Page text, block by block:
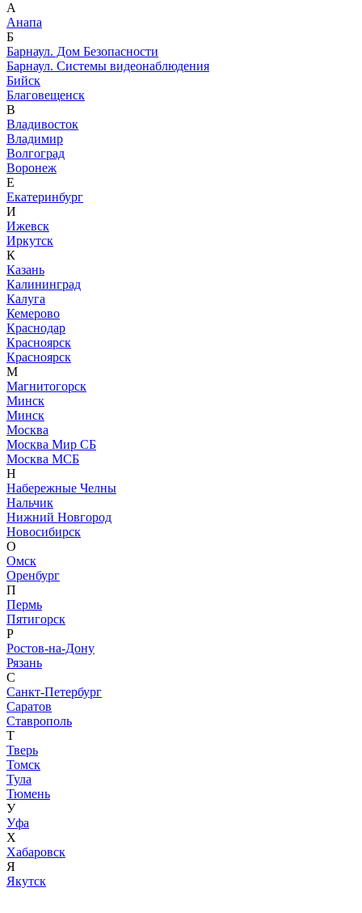
А
Анапа
Б
Барнаул. Дом Безопасности
Барнаул. Системы видеонаблюдения
Бийск
Благовещенск
В
Владивосток
Владимир
Волгоград
Воронеж
Е
Екатеринбург
И
Ижевск
Иркутск
К
Казань
Калининград
Калуга
Кемерово
Краснодар
Красноярск
Красноярск
М
Магнитогорск
Минск
Минск
Москва
Москва Мир СБ
Москва МСБ
Н
Набережные Челны
Нальчик
Нижний Новгород
Новосибирск
О
Омск
Оренбург
П
Пермь
Пятигорск
Р
Ростов-на-Дону
Рязань
С
Санкт-Петербург
Саратов
Ставрополь
Т
Тверь
Томск
Тула
Тюмень
У
Уфа
Х
Хабаровск
Я
Якутск